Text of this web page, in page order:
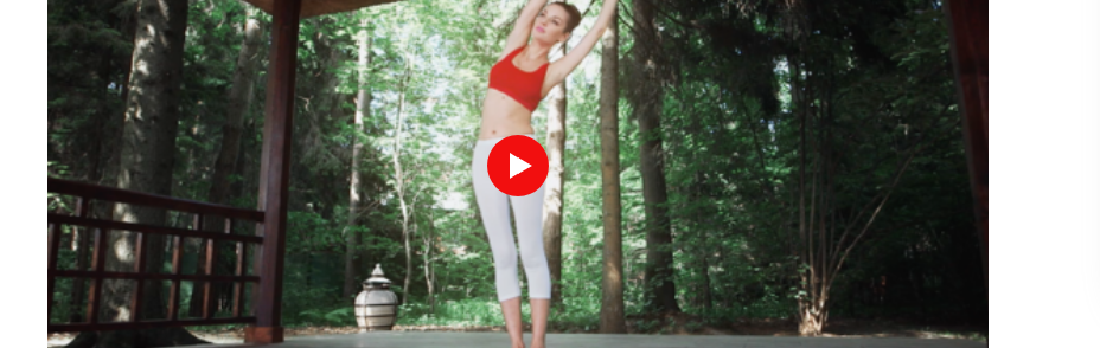
Instruktor-Stimme
flucht der seele 01:44
innerer frieden 01:27
morgenträume 01:34
waldkühlung
sommerregen
bergstille 02:00
seebrise
die stimme des winds 02:00